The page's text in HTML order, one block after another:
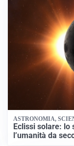
ASTRONOMIA,
Eclissi solare: lo
l’umanità da